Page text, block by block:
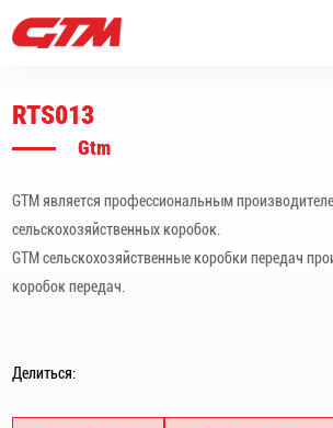
RTS013
Gtm
GTM является профессиональным
сельскохозяйственных коробок.
GTM сельскохозяйственные коробки передач
коробок передач.
Делиться: